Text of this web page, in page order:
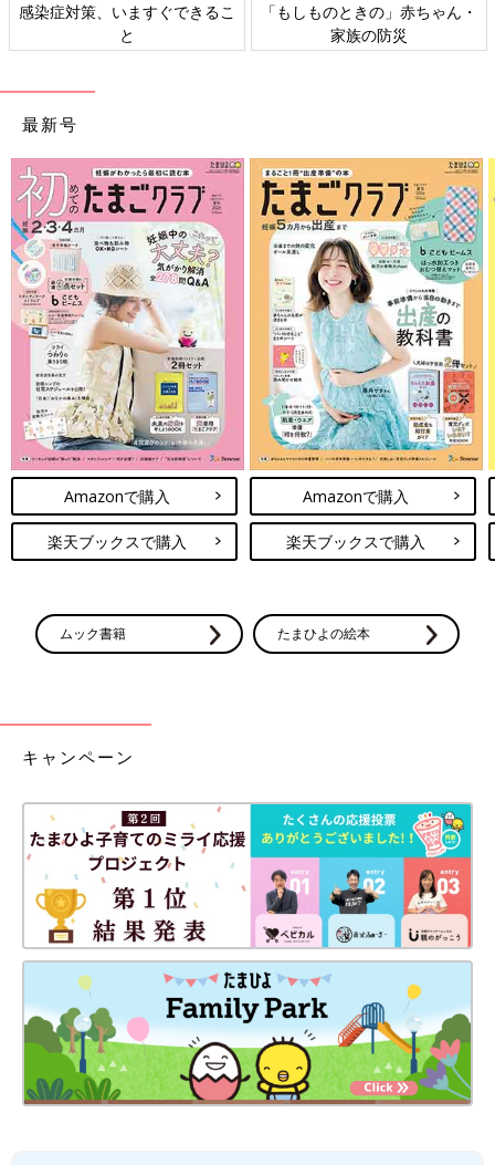
染症対策、いますぐできるこ
「もしものときの」赤ちゃん・
家族の防災
最新号
Amazonで購入
楽天ブックスで購入
Amazonで購入
楽天ブックスで購入
ムック書籍 たまひよの絵本
キャンペーン